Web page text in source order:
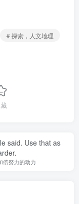
# 探索，人文地理
said. Use that as
倍努力的动力